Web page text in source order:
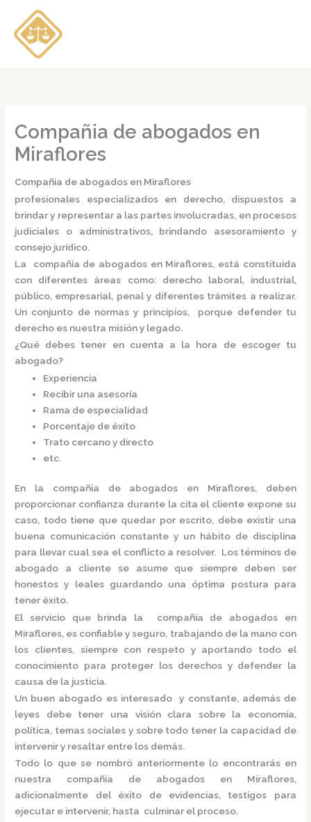
contenido
Compañia de abogados en
Miraflores
Compañia de abogados en Miraflores
profesionales especializados en derecho, dispuestos a
brindar y representar a las partes involucradas, en procesos
judiciales o administrativos, brindando asesoramiento y
consejo jurídico.
La compañia de abogados en Miraflores, está constituida
con diferentes áreas como: derecho laboral, industrial,
público, empresarial, penal y diferentes trámites a realizar.
Un conjunto de normas y principios, porque defender tu
derecho es nuestra misión y legado.
¿Qué debes tener en cuenta a la hora de escoger tu
abogado?
Experiencia
Recibir una asesoría
Rama de especialidad
Porcentaje de éxito
Trato cercano y directo
etc.
En la compañia de abogados en Miraflores, deben
proporcionar confianza durante la cita el cliente expone su
caso, todo tiene que quedar por escrito, debe existir una
buena comunicación constante y un hábito de disciplina
para llevar cual sea el conflicto a resolver. Los términos de
abogado a cliente se asume que siempre deben ser
honestos y leales guardando una óptima postura para
tener éxito.
El servicio que brinda la compañia de abogados en
Miraflores, es confiable y seguro, trabajando de la mano con
los clientes, siempre con respeto y aportando todo el
conocimiento para proteger los derechos y defender la
causa de la justicia.
Un buen abogado es interesado y constante, además de
leyes debe tener una visión clara sobre la economía,
política, temas sociales y sobre todo tener la capacidad de
intervenir y resaltar entre los demás.
Todo lo que se nombró anteriormente lo encontrarás en
nuestra compañia de abogados en Miraflores,
adicionalmente del éxito de evidencias, testigos para
ejecutar e intervenir, hasta culminar el proceso.